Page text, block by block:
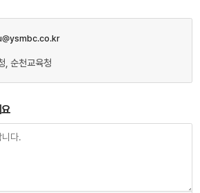
, 순천교육청